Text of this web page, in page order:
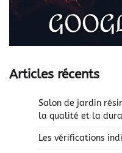
Articles récents
Salon de jardin
la qualité et la
Les vérifications